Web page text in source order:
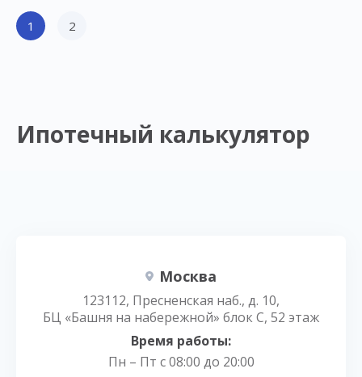
1 2
Ипотечный калькулятор
Москва
123112, Пресненская наб., д. 10,
БЦ «Башня на набережной» блок С, 52 этаж
Время работы:
Пн – Пт с 08:00 до 20:00